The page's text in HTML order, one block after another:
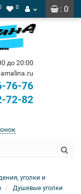
: 0
0
до 20:00
76-76
72-82
уголки и
Душевые уголки